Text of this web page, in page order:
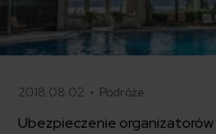
2018.08.02 • Podróże
Ubezpieczenie